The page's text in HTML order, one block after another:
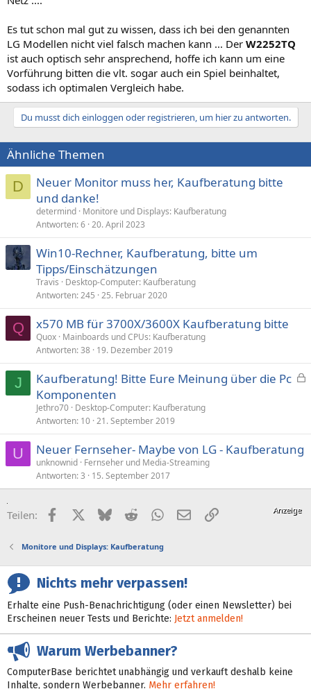
Es tut schon mal gut zu wissen, dass ich bei den genannten
LG Modellen nicht viel falsch machen kann ... Der W2252TQ
ist auch optisch sehr ansprechend, hoffe ich kann um eine
Vorführung bitten die vlt. sogar auch ein Spiel beinhaltet,
sodass ich optimalen Vergleich habe.
Du musst dich einloggen oder registrieren, um hier zu antworten.
Ähnliche Themen
D
Neuer Monitor muss her, Kaufberatung bitte
und danke!
determind Monitore und Displays: Kaufberatung
Antworten 6 20. April 2023
Win10-Rechner, Kaufberatung, bitte um
Tipps/Einschätzungen
Travis
Desktop-Computer: Kaufberatung
Antworten 245 25. Februar 2020
Q x570 MB für 3700X/3600X Kaufberatung bitte
Quox Mainboards und CPUs: Kaufberatung
Antworten 38 19. Dezember 2019
J
e
Kaufberatung! Bitte Eure Meinung über die Pc
Komponenten
Jethro70 Desktop-Computer: Kaufberatung
Antworten 10 21. September 2019
U Neuer Fernseher- Maybe von LG - Kaufberatung
unknownid Fernseher und Media-Streaming
Antworten 3 15. September 2017
Teilen: FacebookX (Twitter)
BlueskyRedditWhatsApp
E-MailLink
Monitore und Displays: Kaufberatung
Nichts mehr verpassen!
Erhalte eine Push-Benachrichtigung (oder einen Newsletter) bei
Erscheinen neuer Tests und Berichte: Jetzt anmelden!
Warum Werbebanner?
ComputerBase berichtet unabhängig und verkauft deshalb keine
Inhalte, sondern Werbebanner. Mehr erfahren!